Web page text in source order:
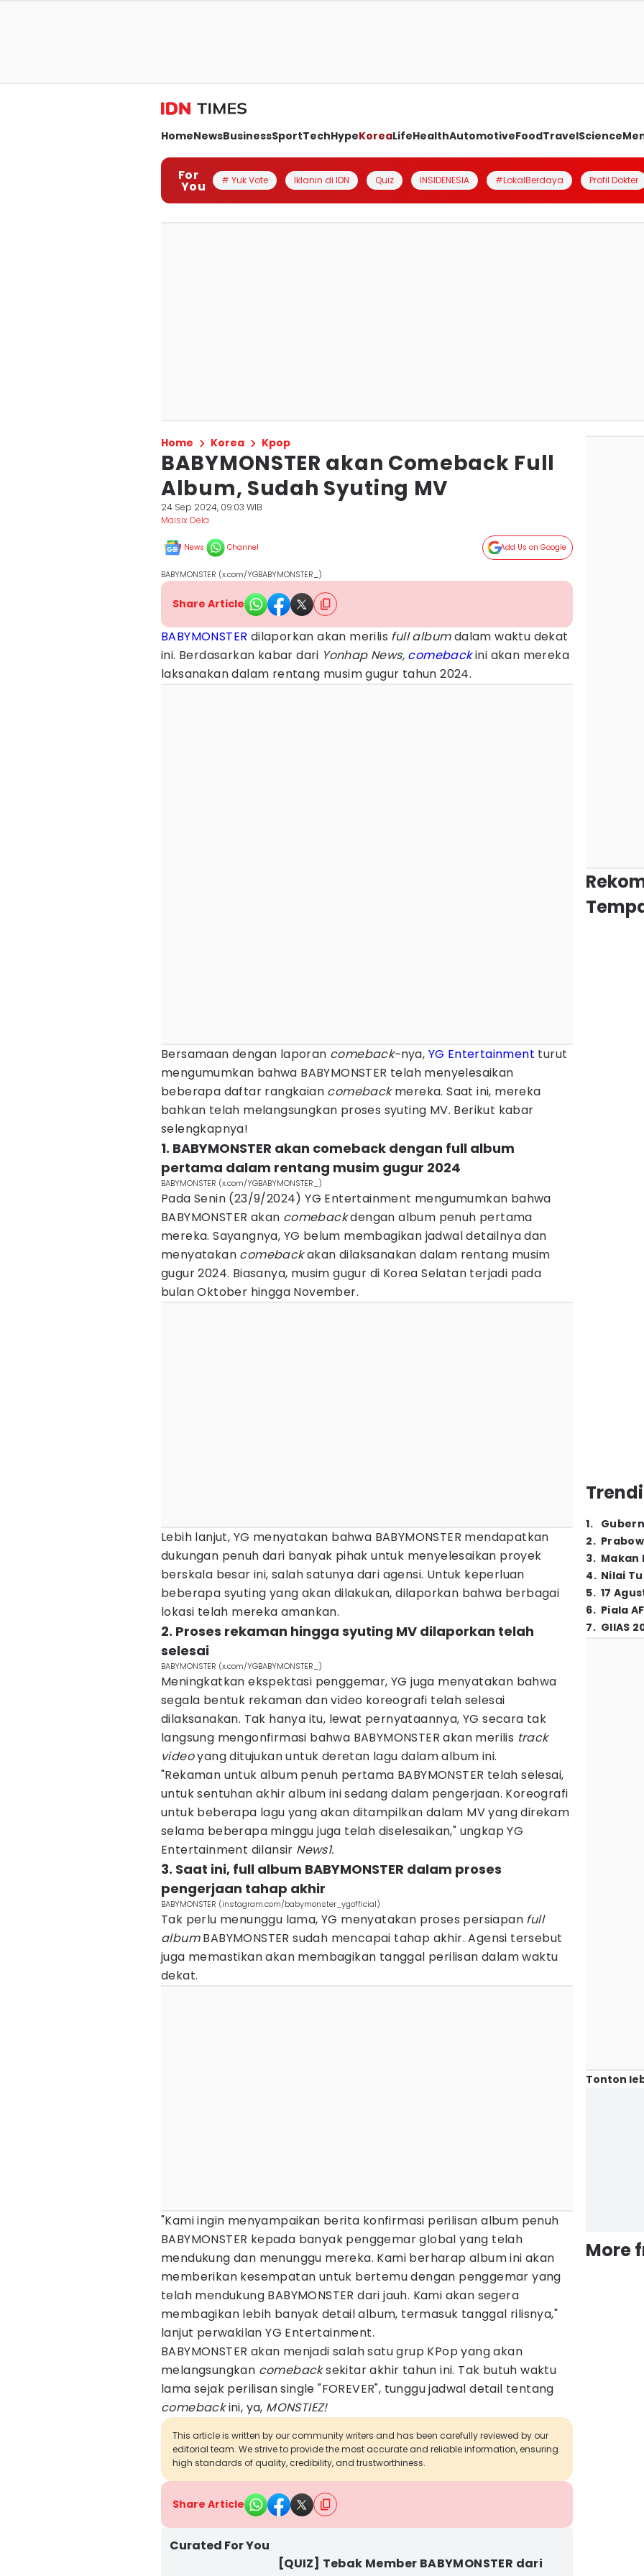
HomeNewsBusinessSportTechHypeKoreaLifeHealthAutomotiveFoodTravelScience
For
You # Yuk Vote Iklanin di IDN Quiz INSIDENESIA #LokalBerdaya Profil Dokter
Home Korea Kpop
BABYMONSTER akan Comeback Full
Album, Sudah Syuting MV
24 Sep 2024, 09:03 WIB
Maisix Dela
News Channel Add Us on Google
BABYMONSTER (x.com/YGBABYMONSTER_)
Share Article
BABYMONSTER dilaporkan akan merilis full albumdalam waktu dekat
ini. Berdasarkan kabar dari Yonhap News, comebackini akan mereka
laksanakan dalam rentang musim gugur tahun 2024.
Bersamaan dengan laporan comeback-nya, YG Entertainment turut
mengumumkan bahwa BABYMONSTER telah menyelesaikan
beberapa daftar rangkaian comebackmereka. Saat ini, mereka
bahkan telah melangsungkan proses syuting MV. Berikut kabar
selengkapnya!
1. BABYMONSTER akan comeback dengan full album
pertama dalam rentang musim gugur 2024
BABYMONSTER (x.com/YGBABYMONSTER_)
Pada Senin (23/9/2024) YG Entertainment mengumumkan bahwa
BABYMONSTER akan comebackdengan album penuh pertama
mereka. Sayangnya, YG belum membagikan jadwal detailnya dan
menyatakan comebackakan dilaksanakan dalam rentang musim
gugur 2024. Biasanya, musim gugur di Korea Selatan terjadi pada
bulan Oktober hingga November.
Lebih lanjut, YG menyatakan bahwa BABYMONSTER mendapatkan
dukungan penuh dari banyak pihak untuk menyelesaikan proyek
berskala besar ini, salah satunya dari agensi. Untuk keperluan
beberapa syuting yang akan dilakukan, dilaporkan bahwa berbagai
lokasi telah mereka amankan.
2. Proses rekaman hingga syuting MV dilaporkan telah
selesai
BABYMONSTER (x.com/YGBABYMONSTER_)
Meningkatkan ekspektasi penggemar, YG juga menyatakan bahwa
segala bentuk rekaman dan video koreografi telah selesai
dilaksanakan. Tak hanya itu, lewat pernyataannya, YG secara tak
langsung mengonfirmasi bahwa BABYMONSTER akan merilis track
videoyang ditujukan untuk deretan lagu dalam album ini.
"Rekaman untuk album penuh pertama BABYMONSTER telah selesai,
untuk sentuhan akhir album ini sedang dalam pengerjaan. Koreografi
untuk beberapa lagu yang akan ditampilkan dalam MV yang direkam
selama beberapa minggu juga telah diselesaikan," ungkap YG
Entertainment dilansir News1.
3. Saat ini, full album BABYMONSTER dalam proses
pengerjaan tahap akhir
BABYMONSTER (instagram.com/babymonster_ygofficial)
Tak perlu menunggu lama, YG menyatakan proses persiapan full
albumBABYMONSTER sudah mencapai tahap akhir. Agensi tersebut
juga memastikan akan membagikan tanggal perilisan dalam waktu
dekat.
"Kami ingin menyampaikan berita konfirmasi perilisan album penuh
BABYMONSTER kepada banyak penggemar global yang telah
mendukung dan menunggu mereka. Kami berharap album ini akan
memberikan kesempatan untuk bertemu dengan penggemar yang
telah mendukung BABYMONSTER dari jauh. Kami akan segera
membagikan lebih banyak detail album, termasuk tanggal rilisnya,"
lanjut perwakilan YG Entertainment.
BABYMONSTER akan menjadi salah satu grup KPop yang akan
melangsungkan comebacksekitar akhir tahun ini. Tak butuh waktu
lama sejak perilisan single "FOREVER", tunggu jadwal detail tentang
comebackini, ya, MONSTIEZ!
This article is written by our community writers and has been carefully reviewed by our
editorial team. We strive to provide the most accurate and reliable information, ensuring
high standards of quality, credibility, and trustworthiness.
Share Article
Curated For You
[QUIZ] Tebak Member BABYMONSTER dari
1.
2.
3. Makan
4. Nilai
5. 17
6. Piala
7. GIIAS
Tonton
More